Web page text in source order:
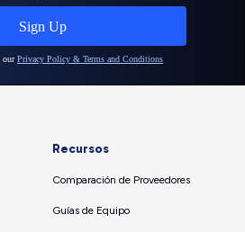
Recursos
Comparación de Proveedores
Guías de Equipo